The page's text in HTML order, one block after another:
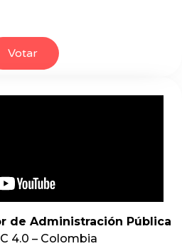
Votar
de Administración Pública
4.0 – Colombia